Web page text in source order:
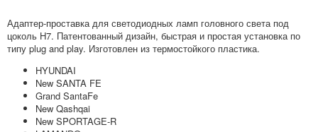
Адаптер-проставка для светодиодных ламп головного света под
цоколь H7. Патентованный дизайн, быстрая и простая установка по
типу plug and play. Изготовлен из термостойкого пластика.
HYUNDAI
New SANTA FE
Grand SantaFe
New Qashqai
New SPORTAGE-R